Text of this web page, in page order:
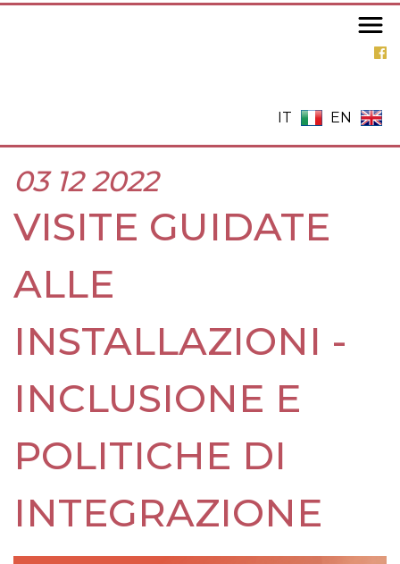
IT EN
03 12 2022
VISITE GUIDATE
ALLE
INSTALLAZIONI -
INCLUSIONE E
POLITICHE DI
INTEGRAZIONE